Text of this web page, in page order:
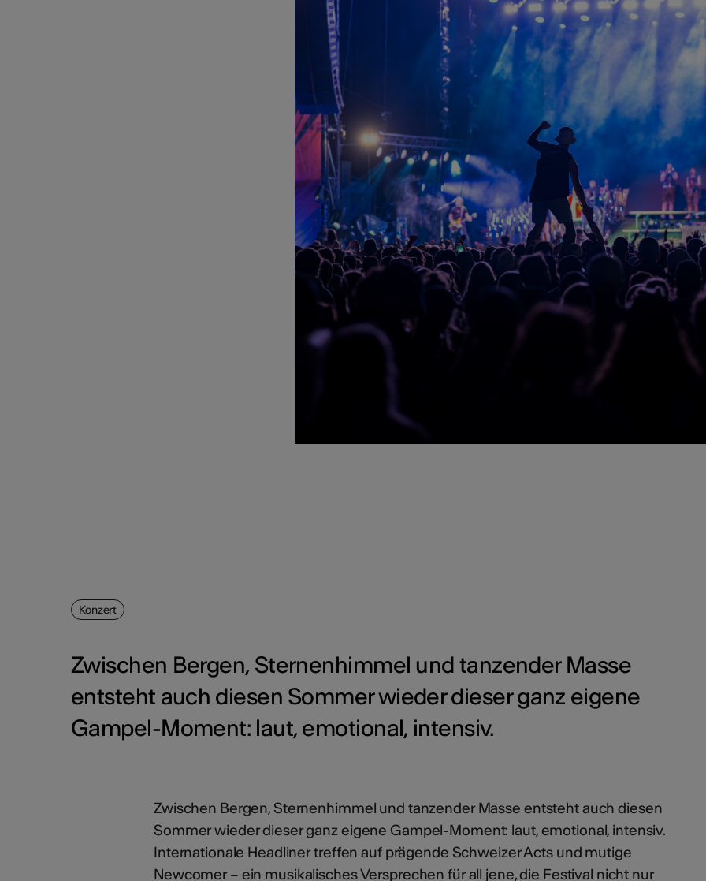
Konzert
Zwischen Bergen, Sternenhimmel und tanzender Masse
entsteht auch diesen Sommer wieder dieser ganz eigene
Gampel-Moment: laut, emotional, intensiv.
Zwischen Bergen, Sternenhimmel und tanzender Masse entsteht auch diesen
Sommer wieder dieser ganz eigene Gampel-Moment: laut, emotional, intensiv.
Internationale Headliner treffen auf prägende Schweizer Acts und mutige
Newcomer – ein musikalisches Versprechen für all jene, die Festival nicht nur